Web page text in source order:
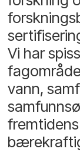
Vi har
vann,